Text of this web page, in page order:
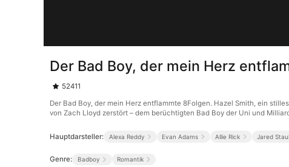
Der Bad Boy, der mein Herz
52411
Der Bad Boy, der mein Herz entflammte 8Folgen. Hazel Smith, ein
von Zach Lloyd zerstört – dem berüchtigten Bad Boy der Uni und
Hauptdarsteller: Alexa Reddy Evan Adams Allie Rick Jared
Genre: Badboy Romantik